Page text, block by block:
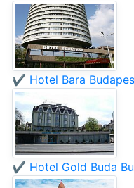
✔️ Hotel Bara
✔️ Hotel Gold Buda